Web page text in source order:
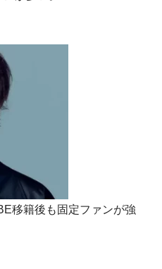
移籍後も固定ファンが強